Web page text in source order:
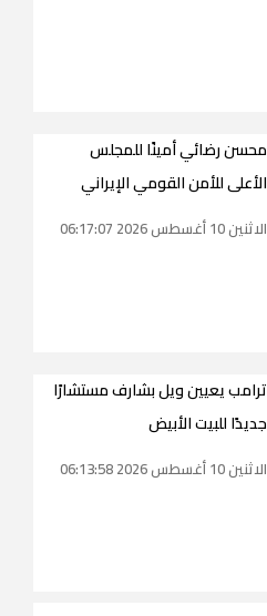
محسن رضائي أمينًا للمجلس
الأعلى للأمن القومي الإيراني
الاثنين 10 أغسطس 2026 06:17:07
ترامب يعيين ويل بشارف مستشارًا
جديدًا للبيت الأبيض
الاثنين 10 أغسطس 2026 06:13:58